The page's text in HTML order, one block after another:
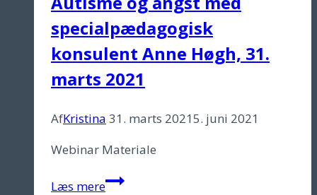
August)
specialpædagogisk
konsulent Anne Høgh, 31.
marts 2021
AfKristina 31. marts 20215. juni 2021
Webinar Materiale
Læs mereAutisme